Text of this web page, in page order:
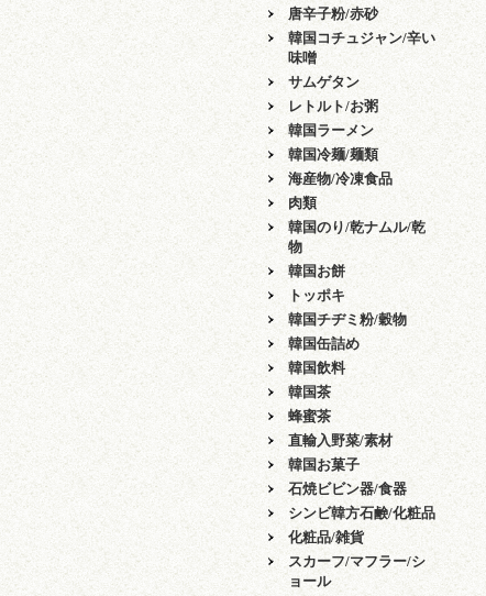
唐辛子粉/赤砂
韓国コチュジャン/辛い
味噌
サムゲタン
レトルト/お粥
韓国ラーメン
韓国冷麺/麺類
海産物/冷凍食品
肉類
韓国のり/乾ナムル/乾
物
韓国お餅
トッポキ
韓国チヂミ粉/穀物
韓国缶詰め
韓国飲料
韓国茶
蜂蜜茶
直輸入野菜/素材
韓国お菓子
石焼ビビン器/食器
シンビ韓方石鹸/化粧品
化粧品/雑貨
スカーフ/マフラー/シ
ョール